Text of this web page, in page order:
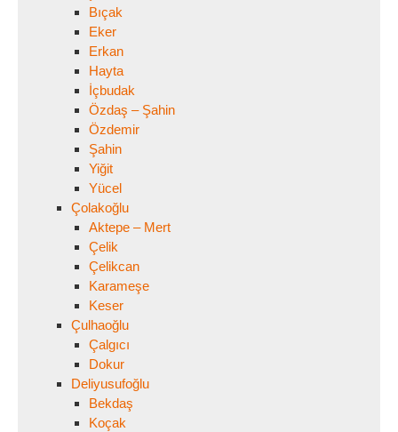
Bıçak
Eker
Erkan
Hayta
İçbudak
Özdaş – Şahin
Özdemir
Şahin
Yiğit
Yücel
Çolakoğlu
Aktepe – Mert
Çelik
Çelikcan
Karameşe
Keser
Çulhaoğlu
Çalgıcı
Dokur
Deliyusufoğlu
Bekdaş
Koçak